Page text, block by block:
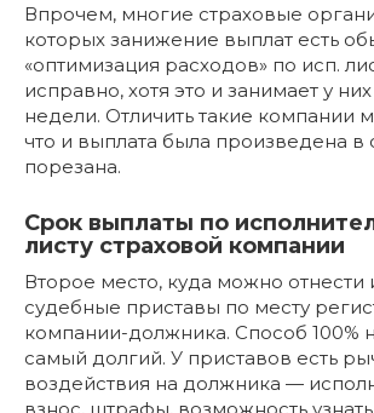
Впрочем, многие страховые
которых занижение выплат есть
«оптимизация расходов» по исп.
исправно, хотя это и занимает у
недели. Отличить такие компании
что и выплата была произведена в
порезана.
Срок выплаты по
листу страховой компании
Второе место, куда можно отнести
судебные приставы по месту
компании-должника. Способ 100%
самый долгий. У приставов есть
воздействия на должника —
взнос, штрафы, возможность